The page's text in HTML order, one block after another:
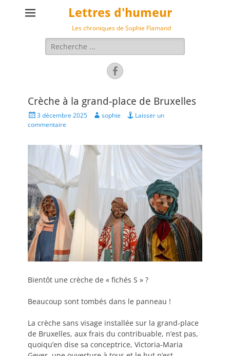
Lettres d'humeur
Les chroniques de Sophie Flamand
Rechercher :
Facebook
Crèche à la grand-place de Bruxelles
Posted
on
3 décembre 2025 Author
sophie
Laisser un
commentaire
Bientôt une crèche de « fichés S » ?
Beaucoup sont tombés dans le panneau !
La crèche sans visage installée sur la grand-place
de Bruxelles, aux frais du contribuable, n’est pas,
quoiqu’en dise sa conceptrice, Victoria-Maria